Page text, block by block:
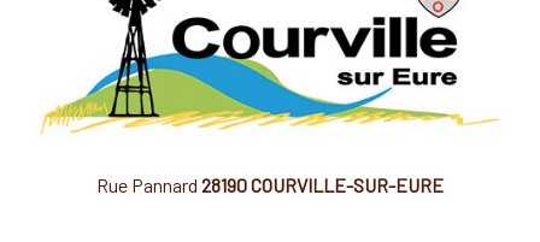
Rue Pannard 28190 COURVILLE-SUR-EURE